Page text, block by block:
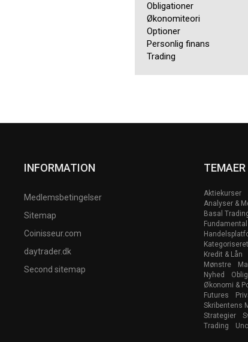
Obligationer
Økonomiteori
Optioner
Personlig finans
Trading
INFORMATION
Medlemsbetingelser
Sitemap
Coinisseur.com
daytrader.dk
Second sitemap
TEMAER
Aktiekurser
Analyser &
Basal
Kategoriseret
Kredit & Lån
Mønstre
Nyhed
Økonomi &
Futures
Skribentens
Strategier
Trading